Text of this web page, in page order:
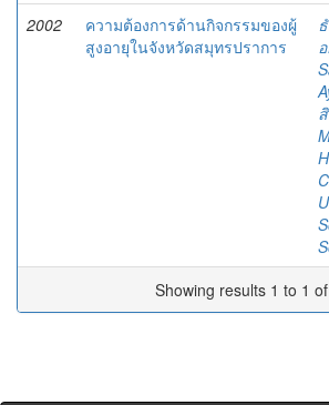
2002
ความต้องการด้านกิจกรรมของผู้
สูงอายุในจังหวัดสมุทรปราการ
Showing results 1 to 1 of